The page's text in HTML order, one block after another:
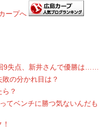
9失点、新井さんで優勝は……
の分かれ目は？
？
てベンチに勝つ気ないんだも